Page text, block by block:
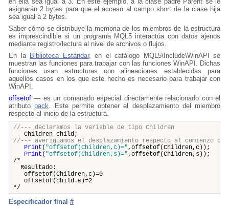
asignarán 2 bytes para que el acceso al campo short de la clase hija
sea igual a 2 bytes.
Saber cómo se distribuye la memoria de los miembros de la estructura
es imprescindible si un programa MQL5 interactúa con datos ajenos
mediante registro/lectura al nivel de archivos o flujos.
En la Biblioteca Estándar, en el catálogo MQL5\Include\WinAPI se
muestran las funciones para trabajar con las funciones WinAPI. Dichas
funciones usan estructuras con alineaciones establecidas para
aquellos casos en los que este hecho es necesario para trabajar con
WinAPI.
offsetof — es un comanado especial directamente relacionado con el
atributopack . Este permite obtener el desplazamiento del miembro
respecto al inicio de la estructura.
//--- declaramos la variable de tipo Children
Children child;
//--- averiguamos el desplazamiento respecto al comienzo
Print ( "offsetof(Children,c)=" ,offsetof(Children,c));
Print ( "offsetof(Children,s)=" ,offsetof(Children,s));
/*
Resultado:
offsetof(Children,c)=0
offsetof(child.ы)=2
*/
Especificador final #